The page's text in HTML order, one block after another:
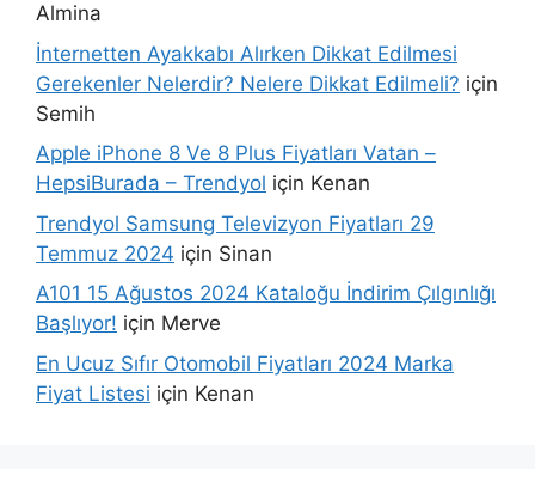
Almina
İnternetten Ayakkabı Alırken Dikkat Edilmesi
Gerekenler Nelerdir? Nelere Dikkat Edilmeli? için
Semih
Apple iPhone 8 Ve 8 Plus Fiyatları Vatan –
HepsiBurada – Trendyol için Kenan
Trendyol Samsung Televizyon Fiyatları 29
Temmuz 2024 için Sinan
A101 15 Ağustos 2024 Kataloğu İndirim Çılgınlığı
Başlıyor! için Merve
En Ucuz Sıfır Otomobil Fiyatları 2024 Marka
Fiyat Listesi için Kenan